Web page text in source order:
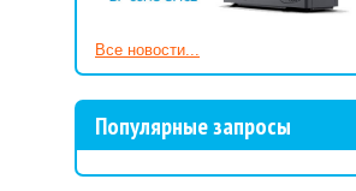
Все новости...
Популярные запросы